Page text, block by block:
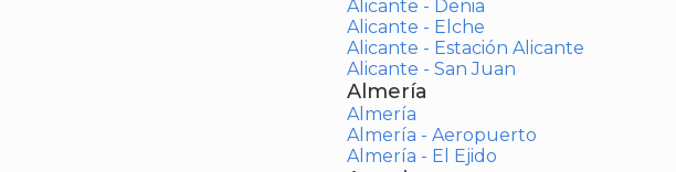
Alicante - Denia
Alicante - Elche
Alicante - Estación Alicante
Alicante - San Juan
Almería
Almería
Almería - Aeropuerto
Almería - El Ejido